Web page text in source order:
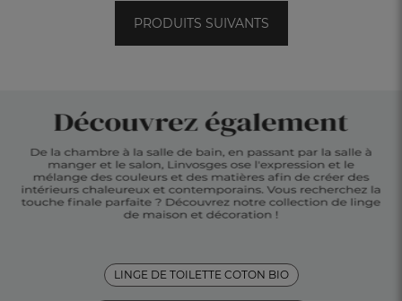
PRODUITS SUIVANTS
LINGE DE TOILETTE COTON BIO